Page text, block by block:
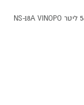
אצלנו, קניות באינטרנט של מקרר יין מתקדם 19 בקבוקים 56 ליטר NS-18A VINOPO